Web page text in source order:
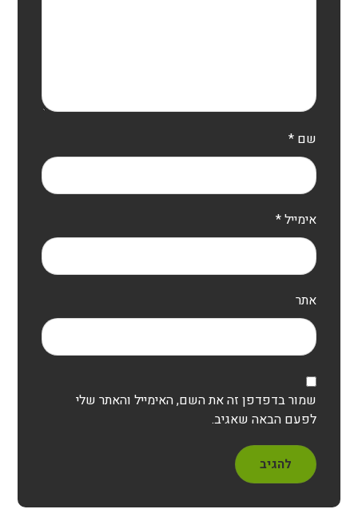
שם*
אימייל*
אתר
שמור בדפדפן זה את השם, האימייל והאתר שלי
לפעם הבאה שאגיב.
להגיב